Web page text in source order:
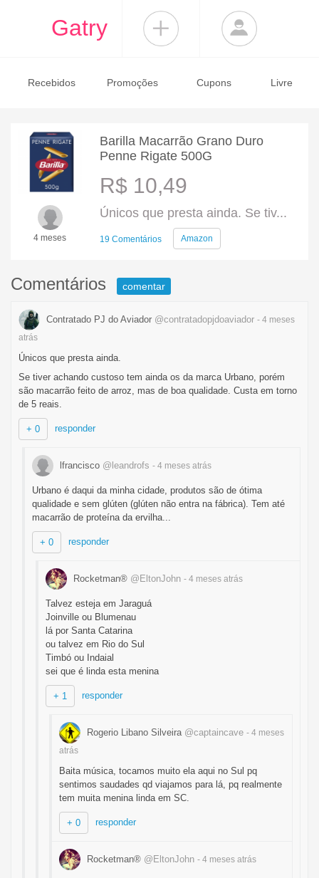
Gatry
Recebidos Promoções Cupons Livre
4 meses
Barilla Macarrão Grano Duro
Penne Rigate 500G
R$ 10,49
Únicos que presta ainda. Se tiv...
19 Comentários Amazon
Comentários comentar
Contratado PJ do Aviador @contratadopjdoaviador - 4 meses
atrás
Únicos que presta ainda.
Se tiver achando custoso tem ainda os da marca Urbano, porém
são macarrão feito de arroz, mas de boa qualidade. Custa em torno
de 5 reais.
+ 0 responder
lfrancisco @leandrofs - 4 meses atrás
Urbano é daqui da minha cidade, produtos são de ótima
qualidade e sem glúten (glúten não entra na fábrica). Tem até
macarrão de proteína da ervilha...
+ 0 responder
Rocketman® @EltonJohn - 4 meses atrás
Talvez esteja em Jaraguá
Joinville ou Blumenau
lá por Santa Catarina
ou talvez em Rio do Sul
Timbó ou Indaial
sei que é linda esta menina
+ 1 responder
Rogerio Libano Silveira @captaincave - 4 meses
atrás
Baita música, tocamos muito ela aqui no Sul pq
sentimos saudades qd viajamos para lá, pq realmente
tem muita menina linda em SC.
+ 0 responder
Rocketman® @EltonJohn - 4 meses atrás